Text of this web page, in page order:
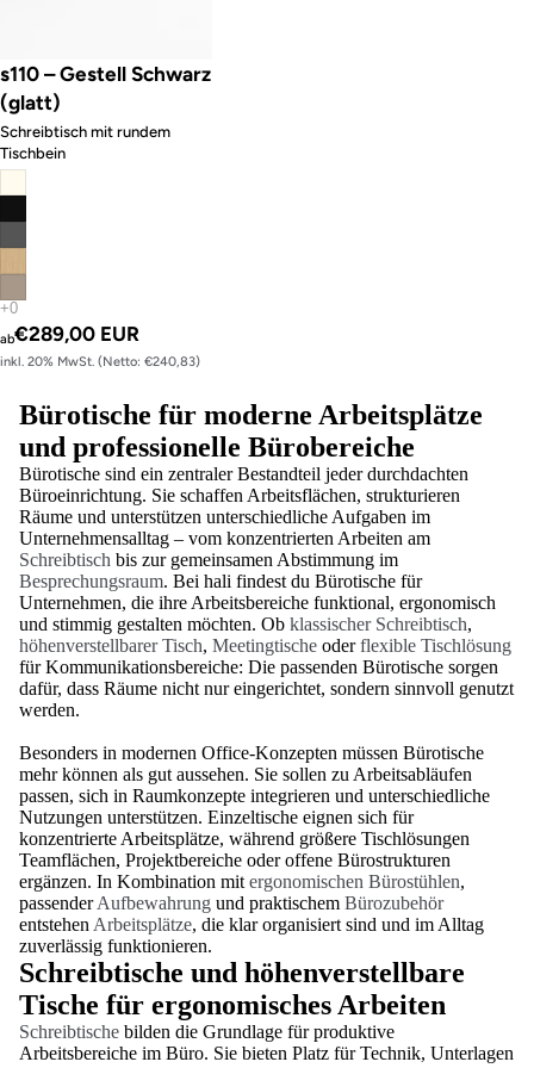
s110 – Gestell Schwarz
(glatt)
Schreibtisch mit rundem
Tischbein
ab€289,00 EUR
inkl. 20% MwSt. (Netto: €240,83)
Bürotische für moderne Arbeitsplätze
und professionelle Bürobereiche
Bürotische sind ein zentraler Bestandteil jeder durchdachten
Büroeinrichtung. Sie schaffen Arbeitsflächen, strukturieren
Räume und unterstützen unterschiedliche Aufgaben im
Unternehmensalltag – vom konzentrierten Arbeiten am
Schreibtisch bis zur gemeinsamen Abstimmung im
Besprechungsraum. Bei hali findest du Bürotische für
Unternehmen, die ihre Arbeitsbereiche funktional, ergonomisch
und stimmig gestalten möchten. Ob klassischer Schreibtisch,
höhenverstellbarer Tisch, Meetingtische oderflexible Tischlösung
für Kommunikationsbereiche: Die passenden Bürotische sorgen
dafür, dass Räume nicht nur eingerichtet, sondern sinnvoll genutzt
werden.
Besonders in modernen Office-Konzepten müssen Bürotische
mehr können als gut aussehen. Sie sollen zu Arbeitsabläufen
passen, sich in Raumkonzepte integrieren und unterschiedliche
Nutzungen unterstützen. Einzeltische eignen sich für
konzentrierte Arbeitsplätze, während größere Tischlösungen
Teamflächen, Projektbereiche oder offene Bürostrukturen
ergänzen. In Kombination mit ergonomischen Bürostühlen,
passenderAufbewahrung und praktischem Bürozubehör
entstehen Arbeitsplätze, die klar organisiert sind und im Alltag
zuverlässig funktionieren.
Schreibtische und höhenverstellbare
Tische für ergonomisches Arbeiten
Schreibtische bilden die Grundlage für produktive
Arbeitsbereiche im Büro. Sie bieten Platz für Technik, Unterlagen